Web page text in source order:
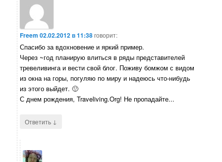
Freem 02.02.2012 в 11:38говорит:
Спасибо за вдохновение и яркий пример.
Через ~год планирую влиться в ряды представителей
тревеливинга и вести свой блог. Поживу бомжом с видом
из окна на горы, погуляю по миру и надеюсь что-нибудь
из этого выйдет. 🙂
С днем рождения, Traveliving.Org! Не пропадайте...
Ответить ↓